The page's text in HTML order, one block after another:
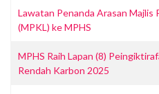
Lawatan Penanda Arasan Majlis
(MPKL) ke MPHS
MPHS Raih Lapan (8)
Rendah Karbon 2025